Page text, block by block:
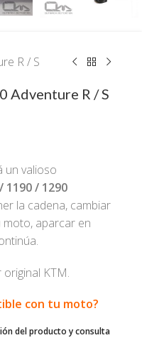
R / S
Adventure R / S
un valioso
1190 / 1290
la cadena, cambiar
aparcar en
KTM.
con tu moto?
del producto y consulta